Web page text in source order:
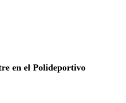
en el Polideportivo